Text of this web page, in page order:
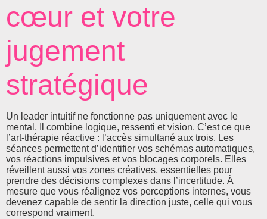
cœur et votre
jugement
stratégique
Un leader intuitif ne fonctionne pas uniquement avec le
mental. Il combine logique, ressenti et vision. C’est ce que
l’art-thérapie réactive : l’accès simultané aux trois. Les
séances permettent d’identifier vos schémas automatiques,
vos réactions impulsives et vos blocages corporels. Elles
réveillent aussi vos zones créatives, essentielles pour
prendre des décisions complexes dans l’incertitude. À
mesure que vous réalignez vos perceptions internes, vous
devenez capable de sentir la direction juste, celle qui vous
correspond vraiment.